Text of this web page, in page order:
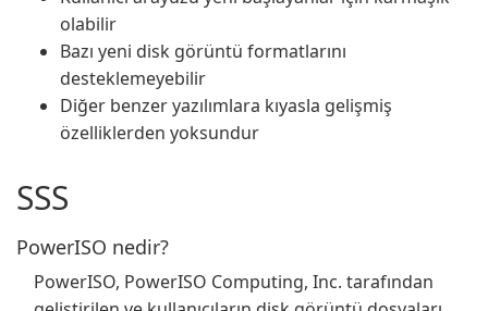
olabilir
Bazı yeni disk görüntü formatlarını
desteklemeyebilir
Diğer benzer yazılımlara kıyasla gelişmiş
özelliklerden yoksundur
SSS
PowerISO nedir?
PowerISO, PowerISO Computing, Inc. tarafından